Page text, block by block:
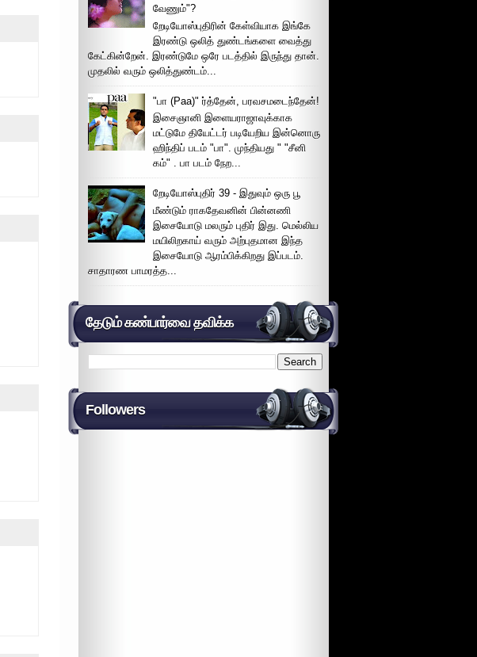
வேணும்"?
றேடியோஸ்புதிரின் கேள்வியாக இங்கே
இரண்டு ஒலித் துண்டங்களை வைத்து
கேட்கின்றேன். இரண்டுமே ஒரே படத்தில் இருந்து தான்.
முதலில் வரும் ஒலித்துண்டம்...
"பா (Paa)" ர்த்தேன், பரவசமடைந்தேன்!
இசைஞானி இளையராஜாவுக்காக
மட்டுமே தியேட்டர் படியேறிய இன்னொரு
ஹிந்திப் படம் "பா". முந்தியது " "சீனி
கம்" . பா படம் நேற...
றேடியோஸ்புதிர் 39 - இதுவும் ஒரு பூ
மீண்டும் ராகதேவனின் பின்னணி
இசையோடு மலரும் புதிர் இது. மெல்லிய
மயிலிறகாய் வரும் அற்புதமான இந்த
இசையோடு ஆரம்பிக்கிறது இப்படம்.
சாதாரண பாமரத்த...
தேடும் கண்பார்வை தவிக்க
Followers